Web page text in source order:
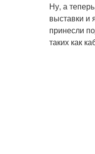
Ну, а
выставки и
принесли
таких как